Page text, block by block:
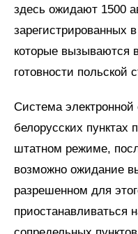
здесь ожидают 1500
зарегистрированных
которые вызываются
готовности польской
Система электронной
белорусских пунктах
штатном режиме,
возможно ожидание
разрешенном для
приостанавливаться